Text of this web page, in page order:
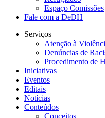
Espaço Comissões
Fale com a DeDH
Serviços
Atenção à
Denúncias de
Procedimento de
Iniciativas
Eventos
Editais
Notícias
Conteúdos